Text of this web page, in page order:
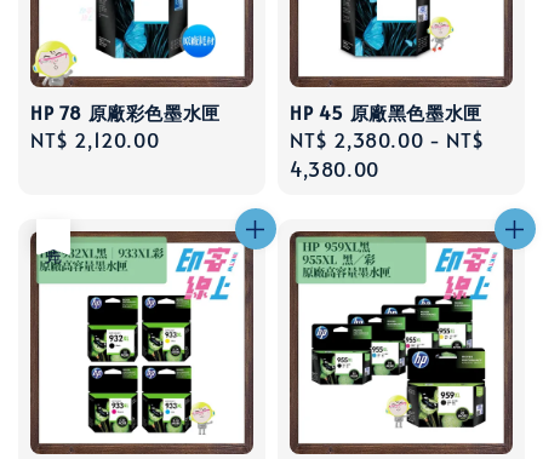
HP 78 原廠彩色墨水匣
Regular
NT$ 2,120.00
HP 45 原廠黑色墨水匣
Regular
price
NT$ 2,380.00 - NT$
4,380.00